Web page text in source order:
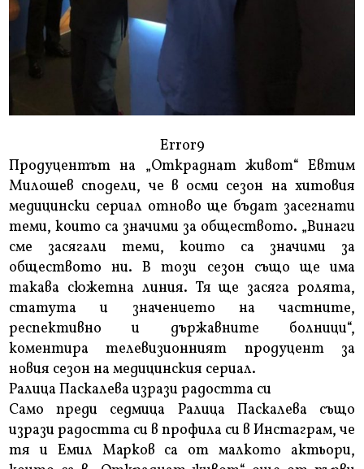
Error9
Продуцентът на „Откраднат живот“ Евтим
Милошев сподели, че в осми сезон на хитовия
медицински сериал отново ще бъдат засегнати
теми, които са значими за обществото. „Винаги
сме засягали теми, които са значими за
обществото ни. В този сезон също ще има
такава сюжетна линия. Тя ще засяга ролята,
статута и значението на частните,
респективно и държавните болници“,
коментира телевизионният продуцент за
новия сезон на медицинския сериал.
Ралица Паскалева изрази радостта си
Само преди седмица Ралица Паскалева също
изрази радостта си в профила си в Инстаграм, че
тя и Емил Марков са от малкото актьори,